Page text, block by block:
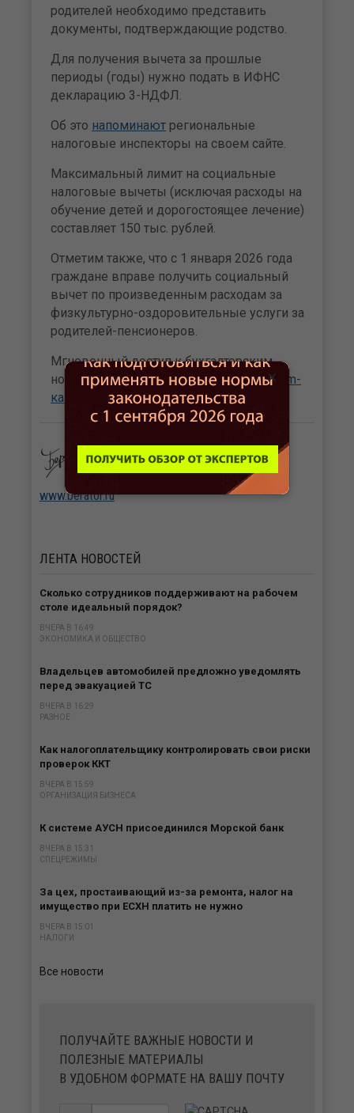
родителей необходимо представить
документы, подтверждающие родство.
Для получения вычета за прошлые
периоды (годы) нужно подать в ИФНС
декларацию 3-НДФЛ.
Об это напоминают региональные
налоговые инспекторы на своем сайте.
Максимальный лимит на социальные
налоговые вычеты (исключая расходы на
обучение детей и дорогостоящее лечение)
составляет 150 тыс. рублей.
Отметим также, что с 1 января 2026 года
граждане вправе получить социальный
вычет по произведенным расходам за
физкультурно-оздоровительные услуги за
родителей-пенсионеров.
Мгновенный доступ к бухгалтерским
новостям сайта Бухгалтерия.ru вTelegram-
канале
канале Max.
Получите доступ к бератору
и ведите свою бухгалтерию без
www.berator.ru
ЛЕНТА НОВОСТЕЙ
Сколько сотрудников поддерживают на рабочем
столе идеальный порядок?
ВЧЕРА В 16:49
ЭКОНОМИКА И ОБЩЕСТВО
Владельцев автомобилей предложно уведомлять
перед эвакуацией ТС
ВЧЕРА В 16:29
РАЗНОЕ
Как налогоплательщику контролировать свои риски
проверок ККТ
ВЧЕРА В 15:59
ОРГАНИЗАЦИЯ БИЗНЕСА
К системе АУСН присоединился Морской банк
ВЧЕРА В 15:31
СПЕЦРЕЖИМЫ
За цех, простаивающий из-за ремонта, налог на
имущество при ЕСХН платить не нужно
ВЧЕРА В 15:01
НАЛОГИ
Все новости
ПОЛУЧАЙТЕ ВАЖНЫЕ НОВОСТИ И
ПОЛЕЗНЫЕ МАТЕРИАЛЫ
В УДОБНОМ ФОРМАТЕ НА ВАШУ ПОЧТУ
×